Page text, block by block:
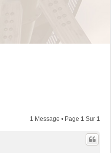
1 Message • Page 1 Sur 1